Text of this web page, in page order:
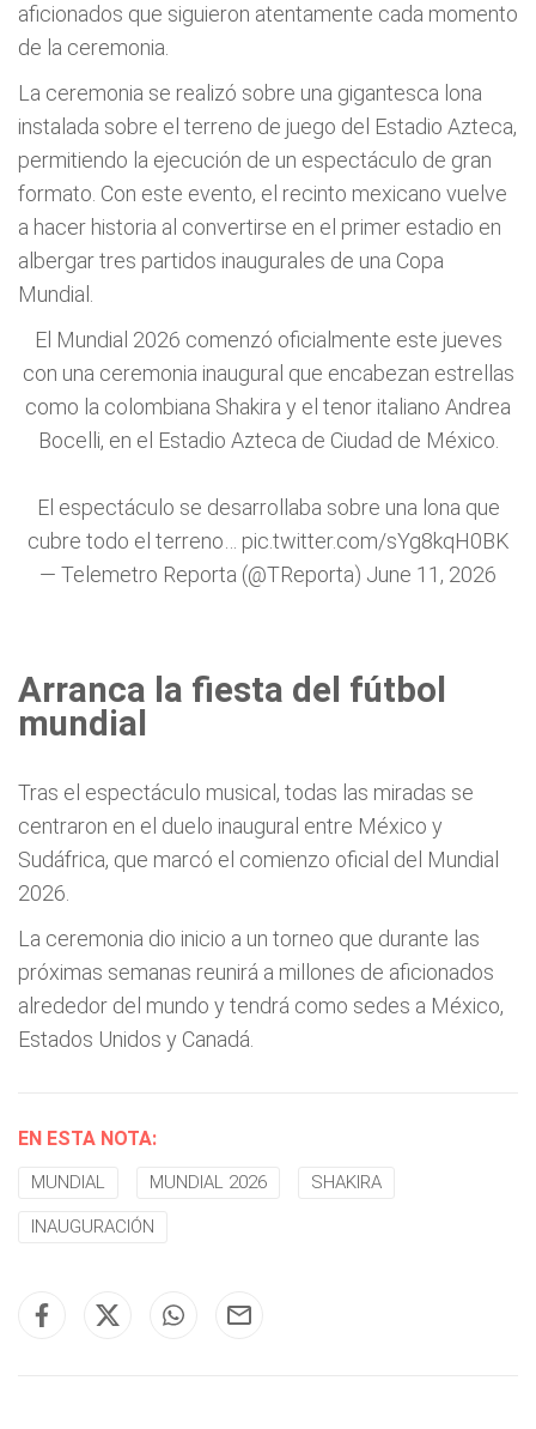
aficionados que siguieron atentamente cada momento
de la ceremonia.
La ceremonia se realizó sobre una gigantesca lona
instalada sobre el terreno de juego del Estadio Azteca,
permitiendo la ejecución de un espectáculo de gran
formato. Con este evento, el recinto mexicano vuelve
a hacer historia al convertirse en el primer estadio en
albergar tres partidos inaugurales de una Copa
Mundial.
El Mundial 2026 comenzó oficialmente este jueves
con una ceremonia inaugural que encabezan estrellas
como la colombiana Shakira y el tenor italiano Andrea
Bocelli, en el Estadio Azteca de Ciudad de México.
El espectáculo se desarrollaba sobre una lona que
cubre todo el terreno… pic.twitter.com/sYg8kqH0BK
— Telemetro Reporta (@TReporta) June 11, 2026
Arranca la fiesta del fútbol
mundial
Tras el espectáculo musical, todas las miradas se
centraron en el duelo inaugural entre México y
Sudáfrica, que marcó el comienzo oficial del Mundial
2026.
La ceremonia dio inicio a un torneo que durante las
próximas semanas reunirá a millones de aficionados
alrededor del mundo y tendrá como sedes a México,
Estados Unidos y Canadá.
EN ESTA NOTA:
MUNDIAL MUNDIAL 2026 SHAKIRA
INAUGURACIÓN